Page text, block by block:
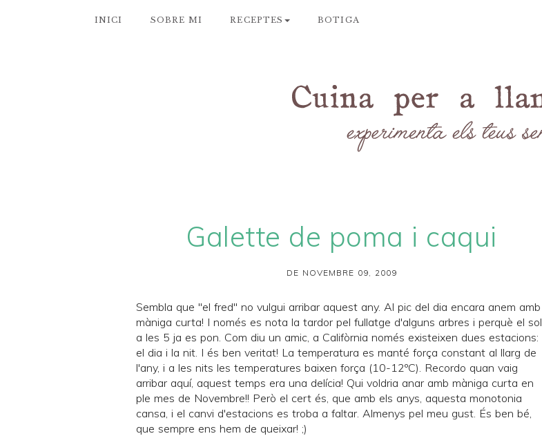
INICI SOBRE MI RECEPTES BOTIGA
Galette de poma i caqui
DE NOVEMBRE 09, 2009
Sembla que "el fred" no vulgui arribar aquest any. Al pic del dia encara anem amb
màniga curta! I només es nota la tardor pel fullatge d'alguns arbres i perquè el sol
a les 5 ja es pon. Com diu un amic, a Califòrnia només existeixen dues estacions:
el dia i la nit. I és ben veritat! La temperatura es manté força constant al llarg de
l'any, i a les nits les temperatures baixen força (10-12ºC). Recordo quan vaig
arribar aquí, aquest temps era una delícia! Qui voldria anar amb màniga curta en
ple mes de Novembre!! Però el cert és, que amb els anys, aquesta monotonia
cansa, i el canvi d'estacions es troba a faltar. Almenys pel meu gust. És ben bé,
que sempre ens hem de queixar! ;)